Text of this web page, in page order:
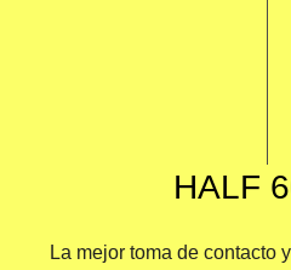
HALF
La mejor toma de contacto